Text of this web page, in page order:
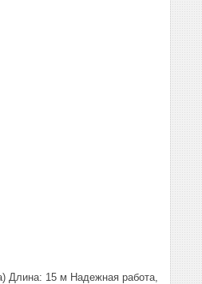
Длина: 15 м Надежная работа,